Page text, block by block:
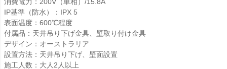
IP基準（防水）：IPX 5
表面温度：600℃程度
付属品：天井吊り下げ金具、壁取り付け金具
デザイン：オーストラリア
設置方法：天井吊り下げ、壁面設置
施工人数：大人2人以上